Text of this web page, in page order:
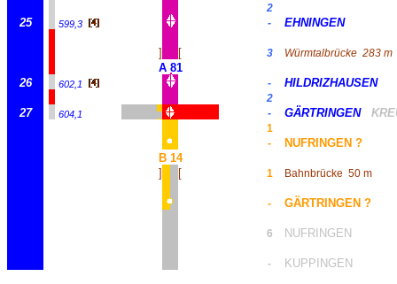
2
25 599,3 - EHNINGEN
] [ 3 Würmtalbrücke 283 m
A 81
26
602,1 - HILDRIZHAUSEN
2
27 604,1 - GÄRTRINGEN
1
-
NUFRINGEN ?
B 14
]
[ 1 Bahnbrücke 50 m
- GÄRTRINGEN ?
6 NUFRINGEN
- KUPPINGEN